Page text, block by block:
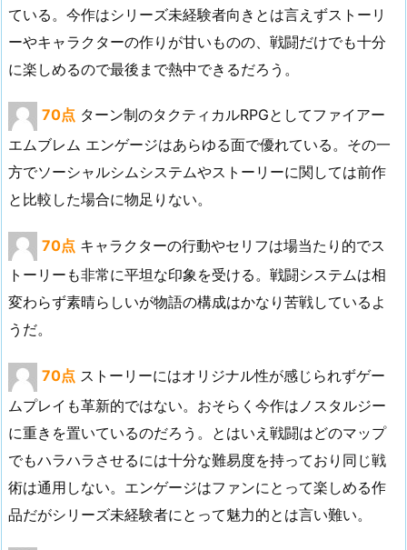
ている。今作はシリーズ未経験者向きとは言えずストーリ
ーやキャラクターの作りが甘いものの、戦闘だけでも十分
に楽しめるので最後まで熱中できるだろう。
70点 ターン制のタクティカルRPGとしてファイアー
エムブレム エンゲージはあらゆる面で優れている。その一
方でソーシャルシムシステムやストーリーに関しては前作
と比較した場合に物足りない。
70点 キャラクターの行動やセリフは場当たり的でス
トーリーも非常に平坦な印象を受ける。戦闘システムは相
変わらず素晴らしいが物語の構成はかなり苦戦しているよ
うだ。
70点 ストーリーにはオリジナル性が感じられずゲー
ムプレイも革新的ではない。おそらく今作はノスタルジー
に重きを置いているのだろう。とはいえ戦闘はどのマップ
でもハラハラさせるには十分な難易度を持っており同じ戦
術は通用しない。エンゲージはファンにとって楽しめる作
品だがシリーズ未経験者にとって魅力的とは言い難い。